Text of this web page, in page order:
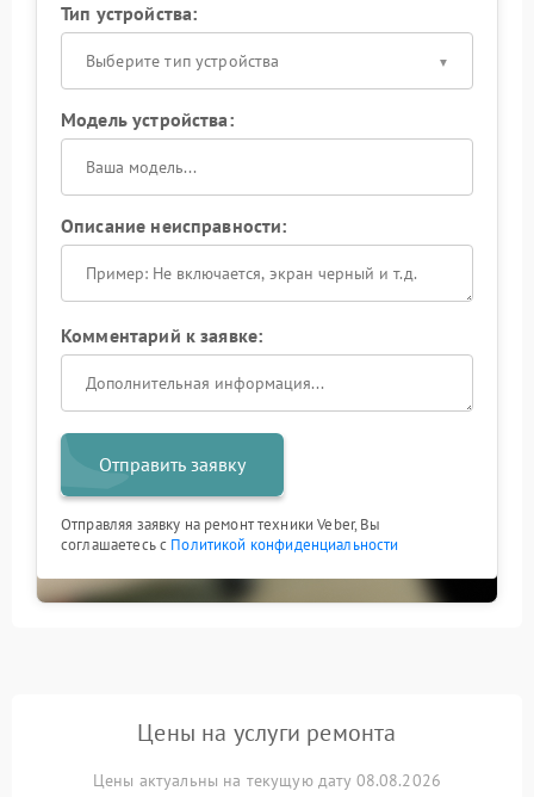
Тип устройства:
Выберите тип устройства
Модель устройства:
Описание неисправности:
Комментарий к заявке:
Отправить заявку
Отправляя заявку на ремонт техники Veber, Вы
соглашаетесь с Политикой конфиденциальности
Цены на услуги ремонта
Цены актуальны на текущую дату 08.08.2026